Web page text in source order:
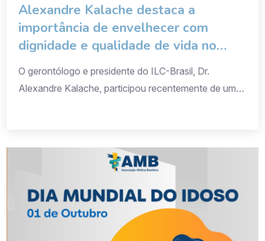
Alexandre Kalache destaca a
importância de envelhecer com
dignidade e qualidade de vida no
“Jornal da Vida”
O gerontólogo e presidente do ILC-Brasil, Dr.
Alexandre Kalache, participou recentemente de uma
qualidade de vida. Durante a conversa, Kalache
abordou os principais desafios e oportunidades que a
sociedade enfrenta diante da revolução da
longevidade. […]